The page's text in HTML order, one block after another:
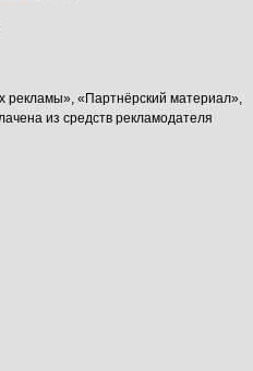
рекламы», «Партнёрский материал»,
из средств рекламодателя